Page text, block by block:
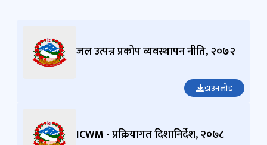
जल उत्पन्न प्रकोप व्यवस्थापन नीति, २०७२
डाउनलोड
ICWM - प्रक्रियागत दिशानिर्देश, २०७८